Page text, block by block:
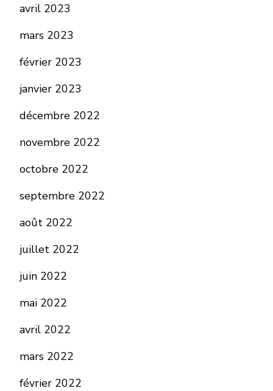
avril 2023
mars 2023
février 2023
janvier 2023
décembre 2022
novembre 2022
octobre 2022
septembre 2022
août 2022
juillet 2022
juin 2022
mai 2022
avril 2022
mars 2022
février 2022